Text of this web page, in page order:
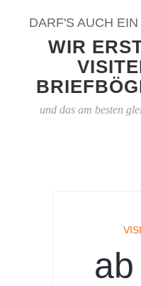
DARF'S AUCH
WIR
und das am besten